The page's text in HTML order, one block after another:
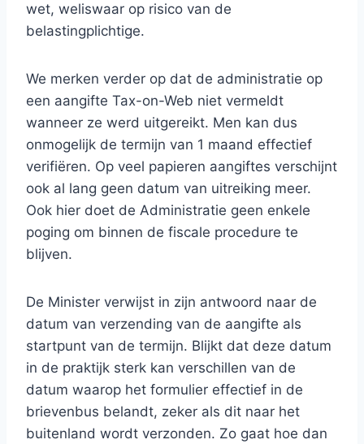
wet, weliswaar op risico van de
belastingplichtige.
We merken verder op dat de administratie op
een aangifte Tax-on-Web niet vermeldt
wanneer ze werd uitgereikt. Men kan dus
onmogelijk de termijn van 1 maand effectief
verifiëren. Op veel papieren aangiftes verschijnt
ook al lang geen datum van uitreiking meer.
Ook hier doet de Administratie geen enkele
poging om binnen de fiscale procedure te
blijven.
De Minister verwijst in zijn antwoord naar de
datum van verzending van de aangifte als
startpunt van de termijn. Blijkt dat deze datum
in de praktijk sterk kan verschillen van de
datum waarop het formulier effectief in de
brievenbus belandt, zeker als dit naar het
buitenland wordt verzonden. Zo gaat hoe dan